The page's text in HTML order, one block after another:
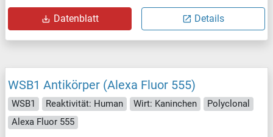
Datenblatt Details
WSB1 Antikörper (Alexa Fluor 555)
WSB1 Reaktivität: Human Wirt: Kaninchen
Polyclonal
Alexa Fluor 555